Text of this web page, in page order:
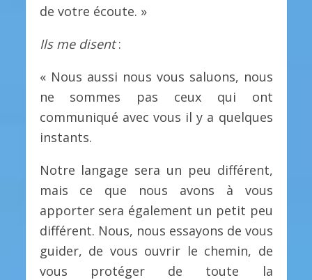
de votre écoute. »
Ils me disent:
« Nous aussi nous vous saluons, nous
ne sommes pas ceux qui ont
communiqué avec vous il y a quelques
instants.
Notre langage sera un peu différent,
mais ce que nous avons à vous
apporter sera également un petit peu
différent. Nous, nous essayons de vous
guider, de vous ouvrir le chemin, de
vous protéger de toute la